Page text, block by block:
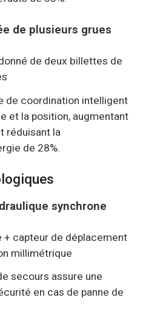
de plusieurs grues
de deux billettes de
de coordination intelligent
et la position, augmentant
réduisant la
de 28%.
synchrone
+ capteur de déplacement
millimétrique
secours assure une
en cas de panne de